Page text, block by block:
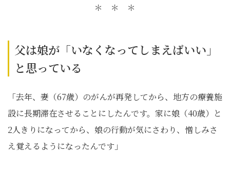
＊ ＊ ＊
父は娘が「いなくなってしまえばいい」
と思っている
「去年、妻（67歳）のがんが再発してから、地方の療養施
設に長期滞在させることにしたんです。家に娘（40歳）と
2人きりになってから、娘の行動が気にさわり、憎しみさ
え覚えるようになったんです」